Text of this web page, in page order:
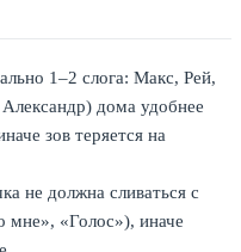
1–2 слога: Макс, Рей,
дома удобнее
зов теряется на
не должна сливаться с
«Голос»), иначе